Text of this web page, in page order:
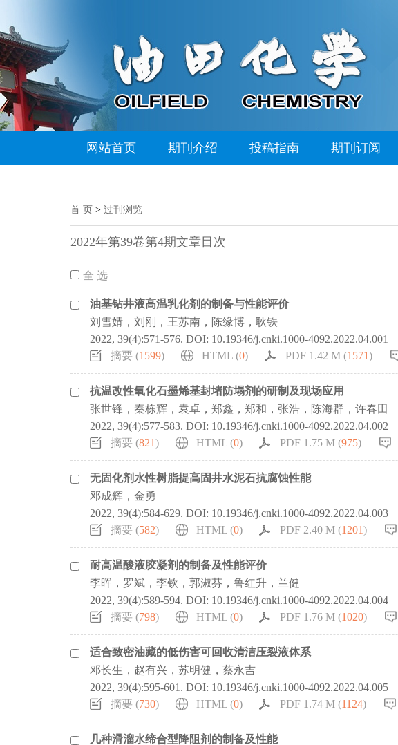
网站首页 期刊介绍 投稿指南 期刊订阅
首 页 > 过刊浏览
2022年第39卷第4期文章目次
全 选
油基钻井液高温乳化剂的制备与性能评价
刘雪婧，刘刚，王苏南，陈缘博，耿铁
2022, 39(4):571-576. DOI: 10.19346/j.cnki.1000-4092.2022.04.001
摘要 (1599) HTML (0) PDF 1.42 M (1571)
抗温改性氧化石墨烯基封堵防塌剂的研制及现场应用
张世锋，秦栋辉，袁卓，郑鑫，郑和，张浩，陈海群，许春田
2022, 39(4):577-583. DOI: 10.19346/j.cnki.1000-4092.2022.04.002
摘要 (821) HTML (0) PDF 1.75 M (975)
无固化剂水性树脂提高固井水泥石抗腐蚀性能
邓成辉，金勇
2022, 39(4):584-629. DOI: 10.19346/j.cnki.1000-4092.2022.04.003
摘要 (582) HTML (0) PDF 2.40 M (1201)
耐高温酸液胶凝剂的制备及性能评价
李晖，罗斌，李钦，郭淑芬，鲁红升，兰健
2022, 39(4):589-594. DOI: 10.19346/j.cnki.1000-4092.2022.04.004
摘要 (798) HTML (0) PDF 1.76 M (1020)
适合致密油藏的低伤害可回收清洁压裂液体系
邓长生，赵有兴，苏明健，蔡永吉
2022, 39(4):595-601. DOI: 10.19346/j.cnki.1000-4092.2022.04.005
摘要 (730) HTML (0) PDF 1.74 M (1124)
几种滑溜水缔合型降阻剂的制备及性能